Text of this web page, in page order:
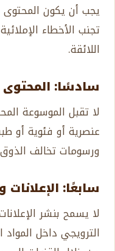
يجب أن يكون
تجنب الأخطاء
اللائقة.
سادسًا: المحتوى
لا تقبل الموسوعة
عنصرية أو فئوية أو
ورسومات تخالف
سابعًا:
لا يسمح بنشر
الترويجي داخل المواد